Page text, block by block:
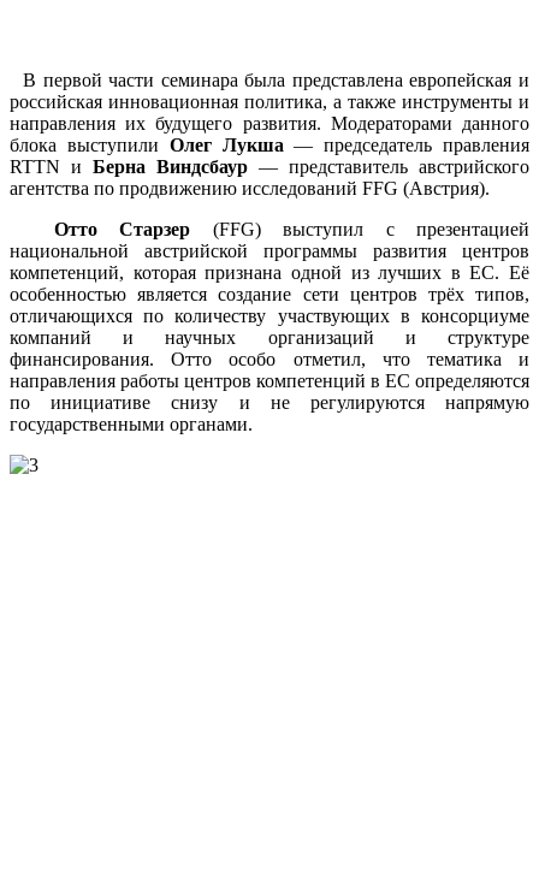
В первой части семинара была представлена европейская и
российская инновационная политика, а также инструменты и
направления их будущего развития. Модераторами данного
блока выступили Олег Лукша — председатель правления
RTTN и Берна Виндсбаур — представитель австрийского
агентства по продвижению исследований FFG (Австрия).
Отто Старзер (FFG) выступил с презентацией
национальной австрийской программы развития центров
компетенций, которая признана одной из лучших в ЕС. Её
особенностью является создание сети центров трёх типов,
отличающихся по количеству участвующих в консорциуме
компаний и научных организаций и структуре
финансирования. Отто особо отметил, что тематика и
направления работы центров компетенций в ЕС определяются
по инициативе снизу и не регулируются напрямую
государственными органами.